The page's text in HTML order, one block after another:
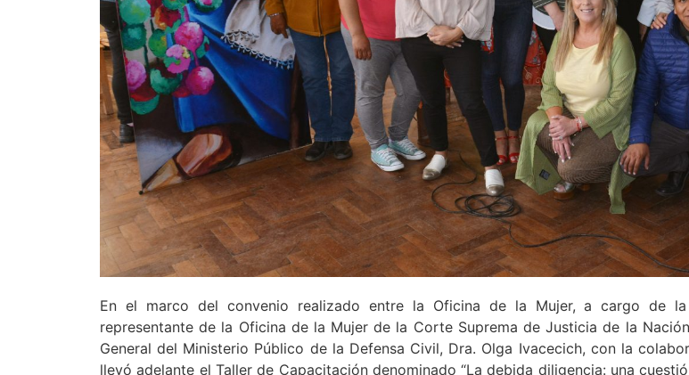
En el marco del convenio realizado entre la Oficina de la Mujer, a cargo de
representante de la Oficina de la Mujer de la Corte Suprema de Justicia de la
General del Ministerio Público de la Defensa Civil, Dra. Olga Ivacecich, con la
llevó adelante el Taller de Capacitación denominado “La debida diligencia: una